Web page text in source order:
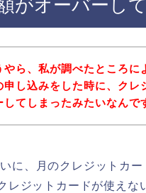
がオーバーして
やら、私が調べたところ
申し込みをした時に、ク
してしまったみたいなんで
に、月のクレジットカ
レジットカードが使えな